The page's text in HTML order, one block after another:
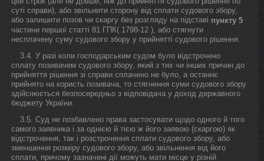
суті справи), або звільнити сторону від сплати судового збору,
або залишити позов чи скаргу без розгляду на підставі пункту 5
частини першої статті 81 ГПК( 1798-12 ), або стягнути
несплачену суму судового збору у прийнятті судового рішення.
3.4. У разі коли господарським судом було відстрочено
сплату позивачем судового збору, який з тих чи інших причин до
прийняття рішення зі справи сплачено не було, а останнє
прийнято на користь позивача, то стягнення суми судового збору
здійснюється безпосередньо з відповідача у доход державного
бюджету України.
3.5. Суд не позбавлено права застосувати щодо одного й того
самого заявника і за однією й тією ж його заявою (скаргою) як
відстрочення, так і розстрочення сплати судового збору, або
зменшення розміру судового збору, або звільнення від його
сплати, причому зазначені дії можуть мати місце у різній